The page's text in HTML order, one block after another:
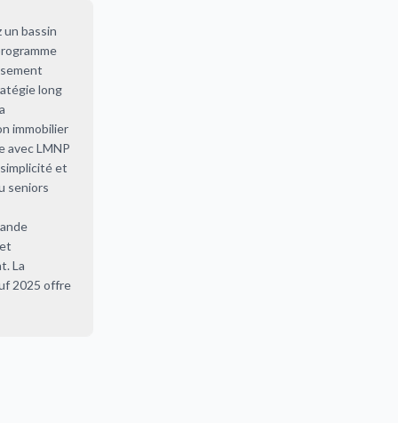
bassin
long
immobilier
avec LMNP
et
seniors
La
2025 offre